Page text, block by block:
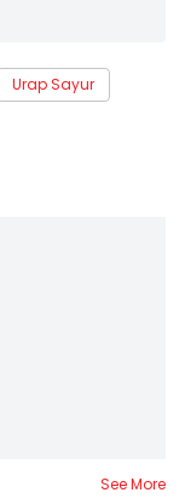
Urap Sayur
See More